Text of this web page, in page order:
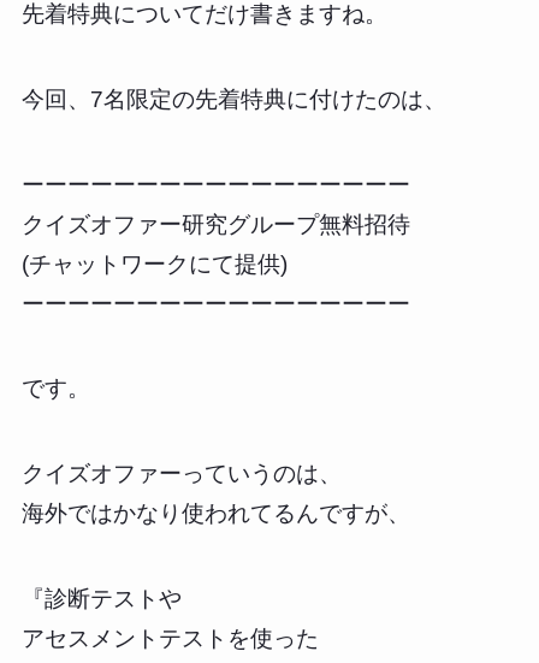
先着特典についてだけ書きますね。
今回、7名限定の先着特典に付けたのは、
ーーーーーーーーーーーーーーーーー
クイズオファー研究グループ無料招待
(チャットワークにて提供)
ーーーーーーーーーーーーーーーーー
です。
クイズオファーっていうのは、
海外ではかなり使われてるんですが、
『診断テストや
アセスメントテストを使った